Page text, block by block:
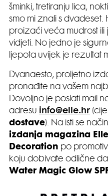
šminki, tretiranju lica,
smo mi znali s
proizaći veća mudrost
vidjeti. No jedno je
ljepota uvijek je
Dvanaesto, proljetno
pronađite na vašem
Dovoljno je poslati mail
adresu
info@elle.hr
dostave). Na isti se
izdanja magazina
Decoration po
koju dobivate odlične
Water Magic Glow